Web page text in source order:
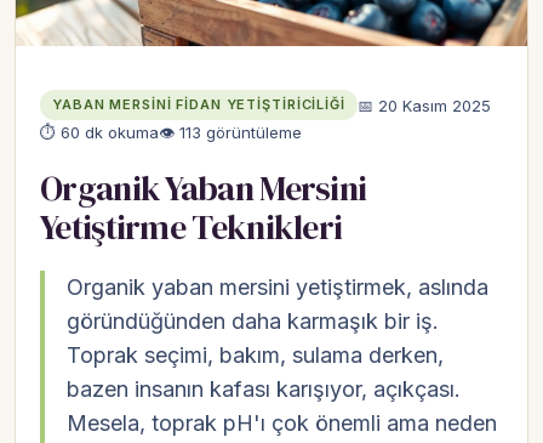
YABAN MERSINI FIDAN YETIŞTIRICILIĞI
📅 20 Kasım 2025
⏱ 60 dk okuma👁 113 görüntüleme
Organik Yaban Mersini
Yetiştirme Teknikleri
Organik yaban mersini yetiştirmek, aslında
göründüğünden daha karmaşık bir iş.
Toprak seçimi, bakım, sulama derken,
bazen insanın kafası karışıyor, açıkçası.
Mesela, toprak pH'ı çok önemli ama neden